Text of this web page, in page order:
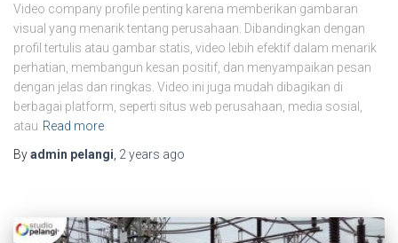
Video company profile penting karena memberikan gambaran
visual yang menarik tentang perusahaan. Dibandingkan dengan
profil tertulis atau gambar statis, video lebih efektif dalam menarik
perhatian, membangun kesan positif, dan menyampaikan pesan
dengan jelas dan ringkas. Video ini juga mudah dibagikan di
berbagai platform, seperti situs web perusahaan, media sosial,
atau Read more
Byadmin pelangi 2 years ago